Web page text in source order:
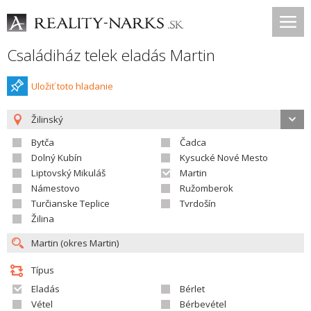
Családiház telek eladás Martin
Uložiť toto hladanie
Žilinský
Bytča
Čadca
Dolný Kubín
Kysucké Nové Mesto
Liptovský Mikuláš
Martin
Námestovo
Ružomberok
Turčianske Teplice
Tvrdošín
Žilina
Típus
Eladás
Bérlet
Vétel
Bérbevétel